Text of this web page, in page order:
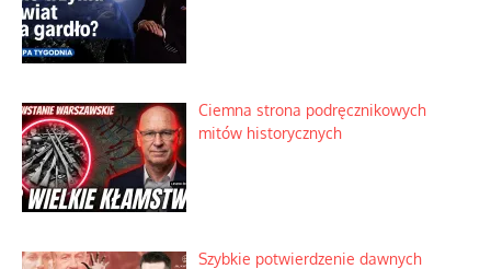
Ciemna strona podręcznikowych
mitów historycznych
Szybkie potwierdzenie dawnych